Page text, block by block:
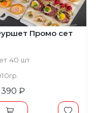
Промо сет
40 шт.
390 ₽